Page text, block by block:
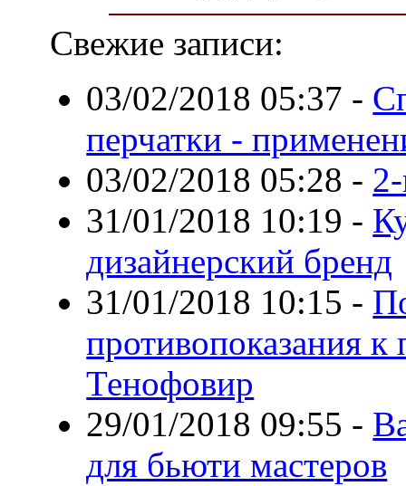
Свежие записи:
03/02/2018 05:37 -
перчатки -
03/02/2018 05:28 -
31/01/2018 10:19 -
дизайнерский бренд
31/01/2018 10:15 -
противопоказания к
Тенофовир
29/01/2018 09:55 -
для бьюти мастеров